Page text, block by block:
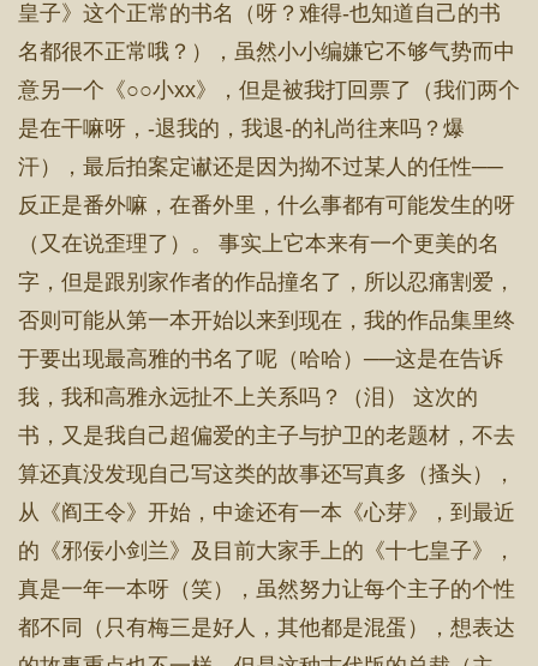
皇子》这个正常的书名（呀？难得-也知道自己的书
名都很不正常哦？），虽然小小编嫌它不够气势而中
意另一个《○○小xx》，但是被我打回票了（我们两个
是在干嘛呀，-退我的，我退-的礼尚往来吗？爆
汗），最后拍案定谳还是因为拗不过某人的任性──
反正是番外嘛，在番外里，什么事都有可能发生的呀
（又在说歪理了）。 事实上它本来有一个更美的名
字，但是跟别家作者的作品撞名了，所以忍痛割爱，
否则可能从第一本开始以来到现在，我的作品集里终
于要出现最高雅的书名了呢（哈哈）──这是在告诉
我，我和高雅永远扯不上关系吗？（泪） 这次的
书，又是我自己超偏爱的主子与护卫的老题材，不去
算还真没发现自己写这类的故事还写真多（搔头），
从《阎王令》开始，中途还有一本《心芽》，到最近
的《邪佞小剑兰》及目前大家手上的《十七皇子》，
真是一年一本呀（笑），虽然努力让每个主子的个性
都不同（只有梅三是好人，其他都是混蛋），想表达